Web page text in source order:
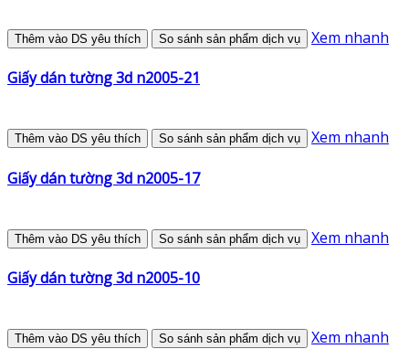
Thêm vào DS yêu thích So sánh sản phẩm dịch vụ Xem nhanh
Giấy dán tường 3d n2005-21
Thêm vào DS yêu thích So sánh sản phẩm dịch vụ Xem nhanh
Giấy dán tường 3d n2005-17
Thêm vào DS yêu thích So sánh sản phẩm dịch vụ Xem nhanh
Giấy dán tường 3d n2005-10
Thêm vào DS yêu thích So sánh sản phẩm dịch vụ Xem nhanh